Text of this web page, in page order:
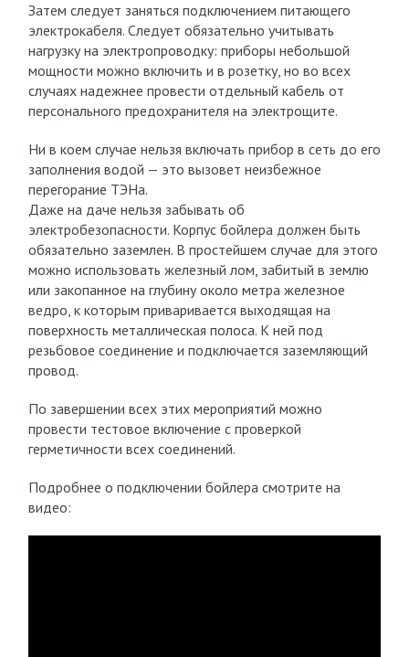
Затем следует заняться подключением питающего
электрокабеля. Следует обязательно учитывать
нагрузку на электропроводку: приборы небольшой
мощности можно включить и в розетку, но во всех
случаях надежнее провести отдельный кабель от
персонального предохранителя на электрощите.
Ни в коем случае нельзя включать прибор в сеть до его
заполнения водой — это вызовет неизбежное
перегорание ТЭНа.
Даже на даче нельзя забывать об
электробезопасности. Корпус бойлера должен быть
обязательно заземлен. В простейшем случае для этого
можно использовать железный лом, забитый в землю
или закопанное на глубину около метра железное
ведро, к которым приваривается выходящая на
поверхность металлическая полоса. К ней под
резьбовое соединение и подключается заземляющий
провод.
По завершении всех этих мероприятий можно
провести тестовое включение с проверкой
герметичности всех соединений.
Подробнее о подключении бойлера смотрите на
видео: